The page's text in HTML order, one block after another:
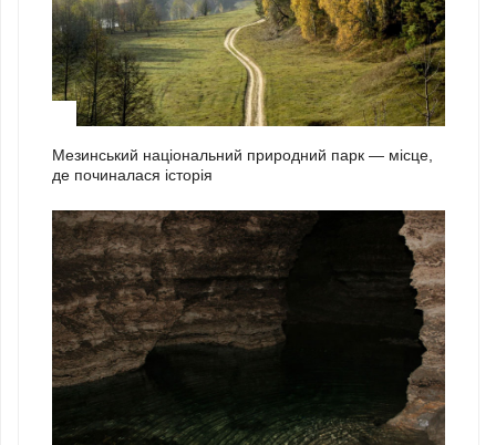
Мезинський національний природний парк — місце,
де починалася історія